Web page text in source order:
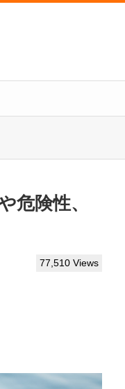
危険性、
77,510 Views